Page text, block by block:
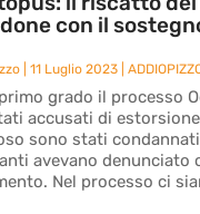
con il
|11 Luglio 2023 |
grado il processo
accusati di
sono stati
avevano denunciato
Nel processo ci